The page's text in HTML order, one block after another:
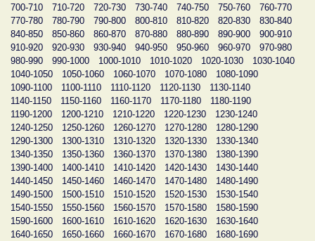
700-710
710-720 720-730 730-740 740-750 750-760
760-770
770-780
780-790 790-800 800-810 810-820 820-830
830-840
840-850
850-860 860-870 870-880 880-890 890-900
900-910
910-920
920-930 930-940 940-950 950-960 960-970
970-980
980-990
990-1000 1000-1010 1010-1020 1020-1030
1030-1040
1040-1050
1050-1060 1060-1070 1070-1080
1080-1090
1090-1100
1100-1110 1110-1120 1120-1130
1130-1140
1140-1150
1150-1160 1160-1170 1170-1180
1180-1190
1190-1200
1200-1210 1210-1220 1220-1230
1230-1240
1240-1250
1250-1260 1260-1270 1270-1280
1280-1290
1290-1300
1300-1310 1310-1320 1320-1330
1330-1340
1340-1350
1350-1360 1360-1370 1370-1380
1380-1390
1390-1400
1400-1410 1410-1420 1420-1430
1430-1440
1440-1450
1450-1460 1460-1470 1470-1480
1480-1490
1490-1500
1500-1510 1510-1520 1520-1530
1530-1540
1540-1550
1550-1560 1560-1570 1570-1580
1580-1590
1590-1600
1600-1610 1610-1620 1620-1630
1630-1640
1640-1650
1650-1660 1660-1670 1670-1680
1680-1690